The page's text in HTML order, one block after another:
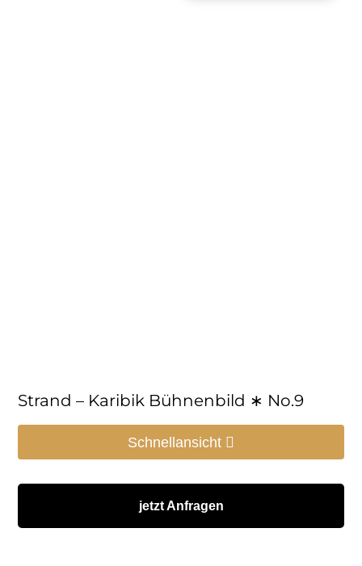
Strand – Karibik Bühnenbild ∗ No.9
Schnellansicht
jetzt Anfragen